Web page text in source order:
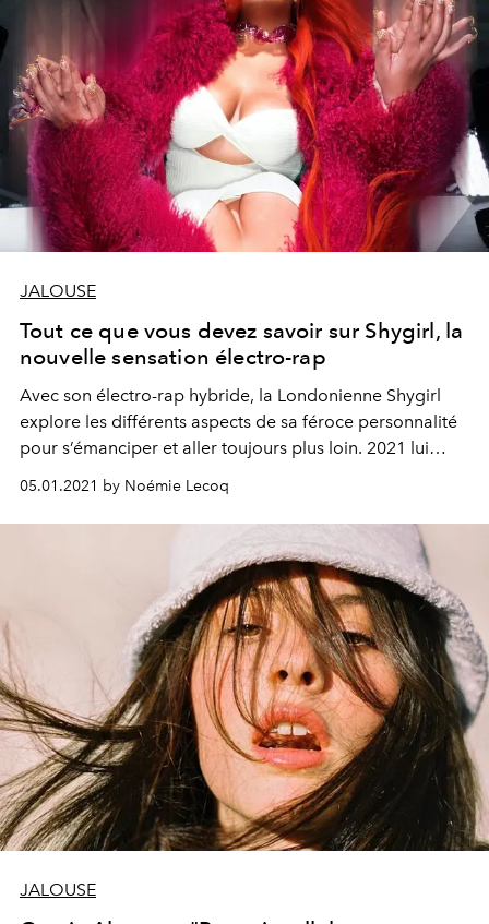
JALOUSE
Tout ce que vous devez savoir sur Shygirl, la
nouvelle sensation électro-rap
Avec son électro-rap hybride, la Londonienne Shygirl
explore les différents aspects de sa féroce personnalité
pour s’émanciper et aller toujours plus loin. 2021 lui
05.01.2021 by Noémie Lecoq
JALOUSE